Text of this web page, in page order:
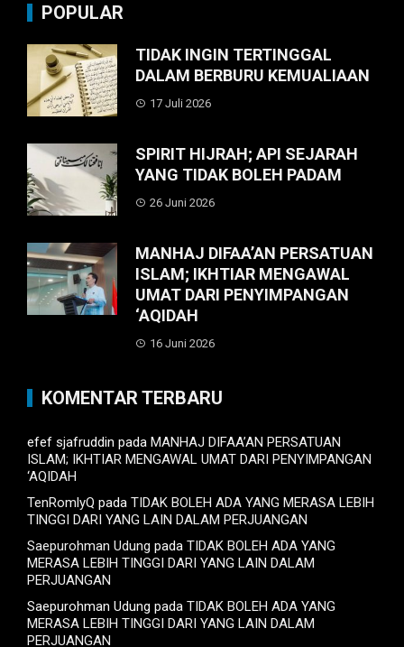
POPULAR
TIDAK INGIN TERTINGGAL
DALAM BERBURU KEMUALIAAN
17 Juli 2026
SPIRIT HIJRAH; API SEJARAH
YANG TIDAK BOLEH PADAM
26 Juni 2026
MANHAJ DIFAA’AN PERSATUAN
ISLAM; IKHTIAR MENGAWAL
UMAT DARI PENYIMPANGAN
‘AQIDAH
16 Juni 2026
KOMENTAR TERBARU
efef sjafruddin pada MANHAJ DIFAA’AN PERSATUAN
ISLAM; IKHTIAR MENGAWAL UMAT DARI PENYIMPANGAN
‘AQIDAH
TenRomlyQ pada TIDAK BOLEH ADA YANG MERASA LEBIH
TINGGI DARI YANG LAIN DALAM PERJUANGAN
Saepurohman Udung pada TIDAK BOLEH ADA YANG
MERASA LEBIH TINGGI DARI YANG LAIN DALAM
PERJUANGAN
Saepurohman Udung pada TIDAK BOLEH ADA YANG
MERASA LEBIH TINGGI DARI YANG LAIN DALAM
PERJUANGAN